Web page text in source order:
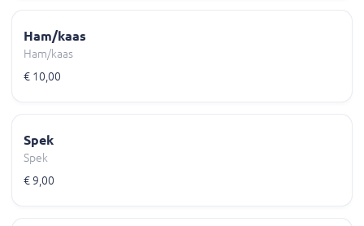
Ham/kaas
Ham/kaas
€ 10,00
Spek
Spek
€ 9,00